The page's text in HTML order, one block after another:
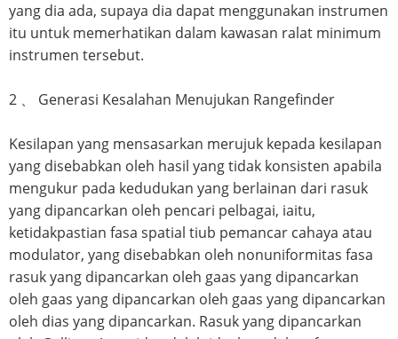
yang dia ada, supaya dia dapat menggunakan instrumen
itu untuk memerhatikan dalam kawasan ralat minimum
instrumen tersebut.
2 、 Generasi Kesalahan Menujukan Rangefinder
Kesilapan yang mensasarkan merujuk kepada kesilapan
yang disebabkan oleh hasil yang tidak konsisten apabila
mengukur pada kedudukan yang berlainan dari rasuk
yang dipancarkan oleh pencari pelbagai, iaitu,
ketidakpastian fasa spatial tiub pemancar cahaya atau
modulator, yang disebabkan oleh nonuniformitas fasa
rasuk yang dipancarkan oleh gaas yang dipancarkan
oleh gaas yang dipancarkan oleh gaas yang dipancarkan
oleh dias yang dipancarkan. Rasuk yang dipancarkan